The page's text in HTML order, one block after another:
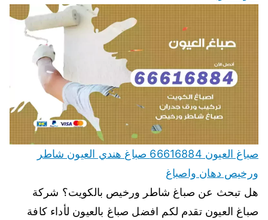
صباغ العيون 66616884 صباغ هندي العيون شاطر
ورخيص دهان واصباغ
هل تبحث عن صباغ شاطر ورخيص بالكويت؟ شركة
صباغ العيون تقدم لكم افضل صباغ بالعيون لأداء كافة